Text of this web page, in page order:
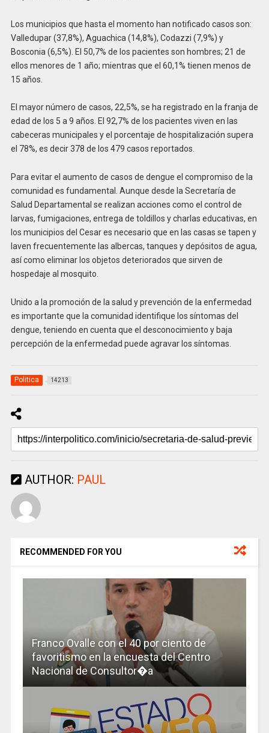
Los municipios que hasta el momento han notificado casos son:
Valledupar (37,8%), Aguachica (14,8%), Codazzi (7,9%) y
Bosconia (6,5%). El 50,7% de los pacientes son hombres; 21 de
ellos menores de 1 año; mientras que el 60,1% tienen menos de
15 años.
El mayor número de casos, 22,5%, se ha registrado en la franja de
edad de los 5 a 9 años. El 92,7% de los pacientes viven en las
cabeceras municipales y el porcentaje de hospitalización supera
el 78%, es decir 378 de los 479 casos reportados.
Para evitar el aumento de casos de dengue el compromiso de la
comunidad es fundamental. Aunque desde la Secretaría de
Salud Departamental se realizan acciones como el control de
larvas, fumigaciones, entrega de toldillos y charlas educativas, en
los municipios del Cesar es necesario que en las casas se tapen y
laven frecuentemente las albercas, tanques y depósitos de agua,
así como eliminar los objetos deteriorados que sirven de
hospedaje al mosquito.
Unido a la promoción de la salud y prevención de la enfermedad
es importante que la comunidad identifique los síntomas del
dengue, teniendo en cuenta que el desconocimiento y baja
percepción de la enfermedad puede agravar los síntomas.
Politica 14213
AUTHOR: PAUL
RECOMMENDED FOR YOU
Franco Ovalle con el 40 por ciento de
favoritismo en la encuesta del Centro
Nacional de Consultor�a